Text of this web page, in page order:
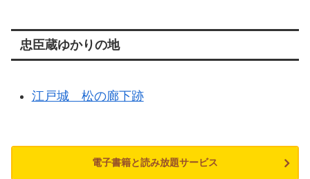
忠臣蔵ゆかりの地
江戸城 松の廊下跡
電子書籍と読み放題サービス